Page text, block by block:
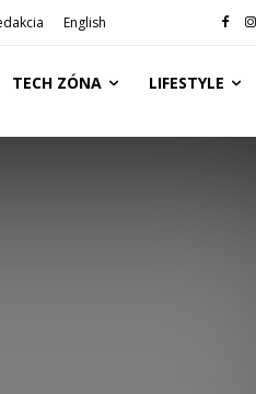
English
TECH ZÓNA LIFESTYLE